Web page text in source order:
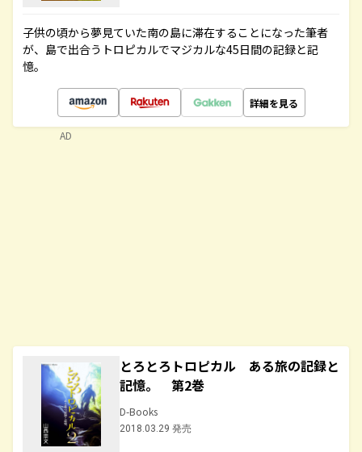
子供の頃から夢見ていた南の島に滞在することになった筆者
が、島で出合うトロピカルでマジカルな45日間の記録と記
憶。
詳細を見る
とろとろトロピカル ある旅の記録と
記憶。 第2巻
D-Books
2018.03.29 発売
AD